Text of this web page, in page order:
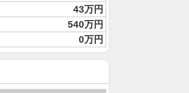
43万円
540万円
0万円